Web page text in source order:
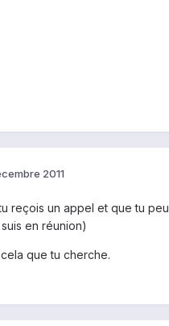
2011
reçois un appel et que tu
en réunion)
que tu cherche.